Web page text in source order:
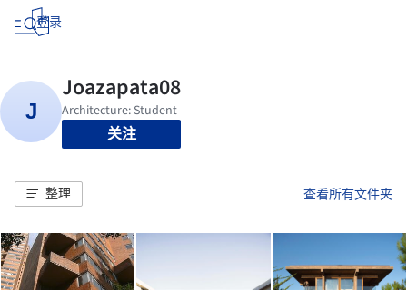
登录
关注
整理 查看所有文件夹